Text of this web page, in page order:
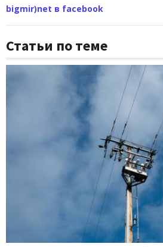
bigmir)net в facebook
Статьи по теме